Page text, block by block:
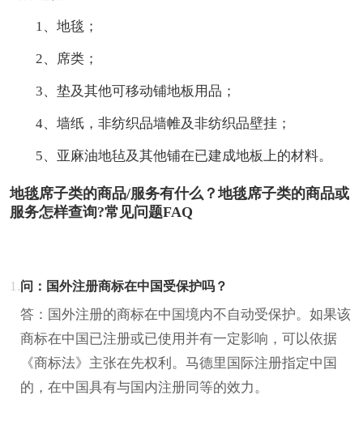
1、地毯；
2、席类；
3、垫及其他可移动铺地板用品；
4、墙纸，非纺织品墙帷及非纺织品壁挂；
5、亚麻油地毡及其他铺在已建成地板上的材料。
地毯席子类的商品/服务有什么？地毯席子类的商品或
服务怎样查询?常见问题FAQ
1.问：国外注册商标在中国受保护吗？
答：国外注册的商标在中国境内不自动受保护。如果该
商标在中国已注册或已使用并有一定影响，可以依据
《商标法》主张在先权利。马德里国际注册指定中国
的，在中国具有与国内注册同等的效力。